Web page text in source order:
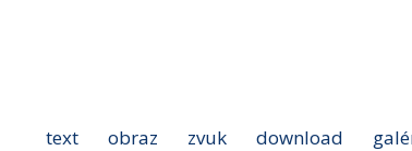
text obraz zvuk download